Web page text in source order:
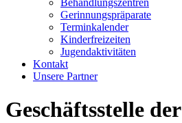
Gerinnungspräparate
Terminkalender
Kinderfreizeiten
Jugendaktivitäten
Kontakt
Unsere Partner
Geschäftsstelle der